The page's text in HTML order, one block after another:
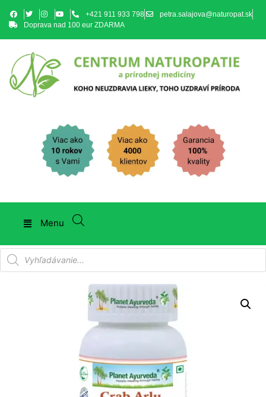
+421 911 933 798
petra.salajova@naturopat.sk
Doprava nad 100 eur ZDARMA
Menu